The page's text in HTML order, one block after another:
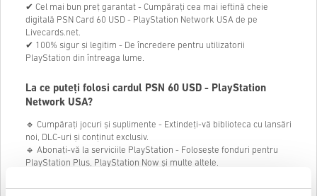
✔ Cel mai bun preț garantat - Cumpărați cea mai ieftină cheie
digitală PSN Card 60 USD - PlayStation Network USA de pe
Livecards.net.
✔ 100% sigur și legitim - De încredere pentru utilizatorii
PlayStation din întreaga lume.
La ce puteți folosi cardul PSN 60 USD - PlayStation
Network USA?
🔹 Cumpărați jocuri și suplimente - Extindeți-vă biblioteca cu lansări
noi, DLC-uri și conținut exclusiv.
🔹 Abonați-vă la serviciile PlayStation - Folosește fonduri pentru
PlayStation Plus, PlayStation Now și multe altele.
conținut de divertisment direct din PlayStation Store.